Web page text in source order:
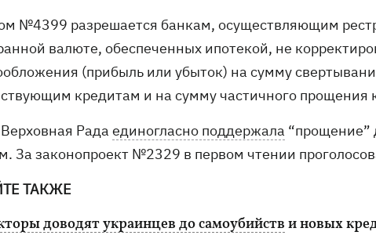
№4399 разрешается банкам, осуществляющим
валюте, обеспеченных ипотекой, не
(прибыль или убыток) на сумму
кредитам и на сумму частичного прощения
Рада единогласно поддержала “прощение”
За законопроект №2329 в первом чтении
ТАКЖЕ
доводят украинцев до самоубийств и новых